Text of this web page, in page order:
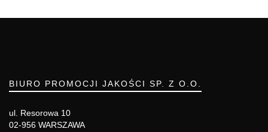
BIURO PROMOCJI JAKOŚCI SP. Z O.O.
ul. Resorowa 10
02-956 WARSZAWA